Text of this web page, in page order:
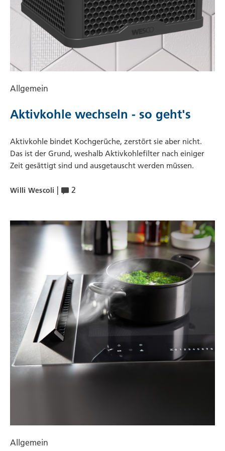
Allgemein
Aktivkohle wechseln - so geht's
Aktivkohle bindet Kochgerüche, zerstört sie aber nicht.
Das ist der Grund, weshalb Aktivkohlefilter nach einiger
Zeit gesättigt sind und ausgetauscht werden müssen.
Willi Wescoli | 2
Allgemein